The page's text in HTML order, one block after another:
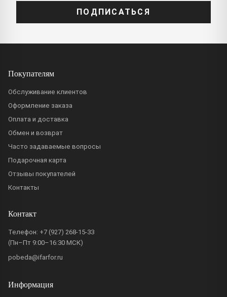
ПОДПИСАТЬСЯ
Покупателям
Обслуживание клиентов
Оформление заказа
Оплата и доставка
Обмен и возврат
Часто задаваемые вопросы
Подарочная карта
Отзывы покупателей
Контакты
Контакт
Телефон: +7 (927) 268-15-33
(Пн–Пт 9:00–16:30 МСК)
pobeda@ifarfor.ru
Информация